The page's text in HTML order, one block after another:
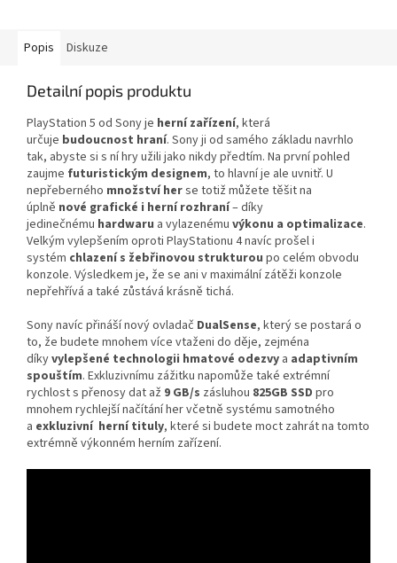
Popis Diskuze
Detailní popis produktu
PlayStation 5 od Sony je herní zařízení, která
určuje budoucnost hraní. Sony ji od samého základu navrhlo
tak, abyste si s ní hry užili jako nikdy předtím. Na první pohled
zaujme futuristickým designem, to hlavní je ale uvnitř. U
nepřeberného množství herse totiž můžete těšit na
úplně nové grafické i herní rozhraní– díky
jedinečnému hardwaru a vylazenému výkonu a optimalizace.
Velkým vylepšením oproti PlayStationu 4 navíc prošel i
systém chlazení s žebřinovou strukturou po celém obvodu
konzole. Výsledkem je, že se ani v maximální zátěži konzole
nepřehřívá a také zůstává krásně tichá.
Sony navíc přináší nový ovladač DualSense, který se postará o
to, že budete mnohem více vtaženi do děje, zejména
díkyvylepšené technologii hmatové odezvy a adaptivním
spouštím. Exkluzivnímu zážitku napomůže také extrémní
rychlost s přenosy dat až 9 GB/s zásluhou 825GB SSD pro
mnohem rychlejší načítání her včetně systému samotného
a exkluzivní herní tituly, které si budete moct zahrát na tomto
extrémně výkonném herním zařízení.